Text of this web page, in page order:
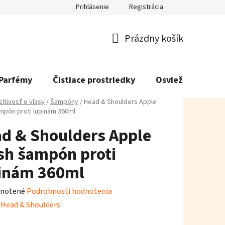
Prihlásenie Registrácia
košík
Prázdny košík
Čistiace prostriedky Osviežovače
o vlasy/Šampóny/Head & Shoulders Apple
proti lupinám 360ml
& Shoulders Apple
šampón proti
360ml
Podrobnosti hodnotenia
Head & Shoulders